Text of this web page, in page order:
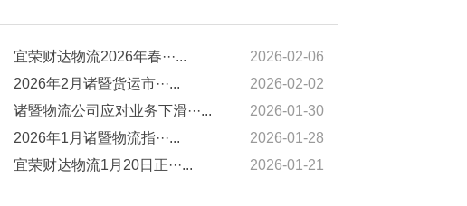
宜荣财达物流2026年春···...
2026-02-06
2026年2月诸暨货运市···...
2026-02-02
诸暨物流公司应对业务下滑···...
2026-01-30
2026年1月诸暨物流指···...
2026-01-28
宜荣财达物流1月20日正···... 2026-01-21